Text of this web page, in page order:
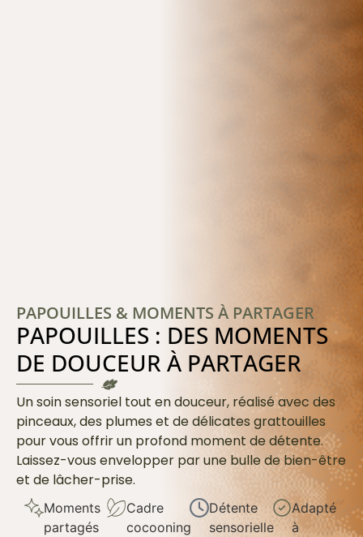
PAPOUILLES & MOMENTS À PARTAGER
PAPOUILLES : DES MOMENTS
DE DOUCEUR À PARTAGER
Un soin sensoriel tout en douceur, réalisé avec des
pinceaux, des plumes et de délicates grattouilles
pour vous offrir un profond moment de détente.
Laissez-vous envelopper par une bulle de bien-être
et de lâcher-prise.
Moments
partagés
Cadre
cocooning
Détente
sensorielle
Adapté
à